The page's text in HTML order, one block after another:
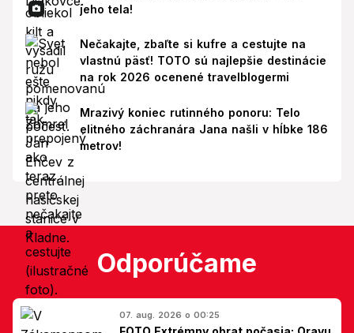
jeho tela!
Nečakajte, zbaľte si kufre a cestujte na
vlastnú päsť! TOTO sú najlepšie destinácie
na rok 2026 ocenené travelblogermi
Mrazivý koniec rutinného ponoru: Telo
elitného záchranára Jana našli v hĺbke 186
metrov!
Odporúčame
07. aug. 2026 o 00:25